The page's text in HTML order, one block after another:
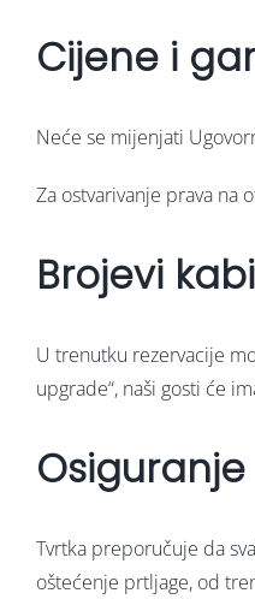
Cijene i
Neće se mijenjati
Za ostvarivanje prava na
Brojevi
U trenutku rezervacije
upgrade“, naši gosti će
Osiguranje
Tvrtka preporučuje da
oštećenje prtljage, od